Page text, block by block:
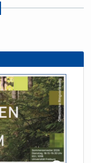
(Bündnis 90/Die
und die
Organisiert wurde die
dem Arbeitskreis